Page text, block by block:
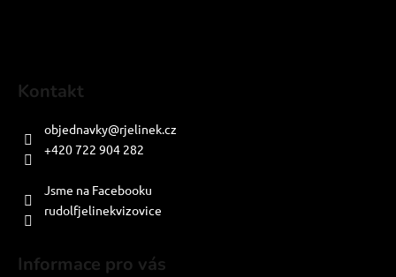
Kontakt
objednavky@rjelinek.cz
+420 722 904 282
Jsme na Facebooku
rudolfjelinekvizovice
Informace pro vás